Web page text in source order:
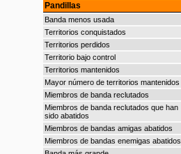
Pandillas
Banda menos usada
Territorios conquistados
Territorios perdidos
Territorio bajo control
Territorios mantenidos
Mayor número de territorios mantenidos
Miembros de banda reclutados
Miembros de banda reclutados que han
sido abatidos
Miembros de bandas amigas abatidos
Miembros de bandas enemigas abatidos